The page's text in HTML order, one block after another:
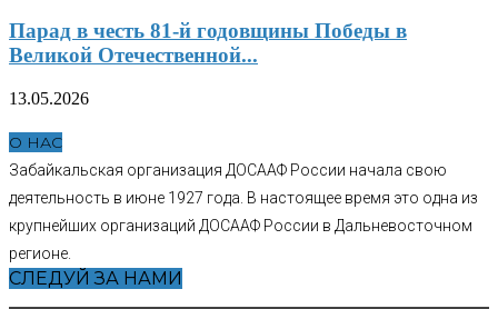
Парад в честь 81-й годовщины Победы в
Великой Отечественной...
13.05.2026
О НАС
Забайкальская организация ДОСААФ России начала свою
деятельность в июне 1927 года. В настоящее время это одна из
крупнейших организаций ДОСААФ России в Дальневосточном
регионе.
СЛЕДУЙ ЗА НАМИ